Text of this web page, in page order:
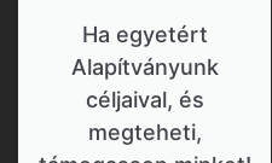
Ha egyetért
Alapítványunk
céljaival, és
megteheti,